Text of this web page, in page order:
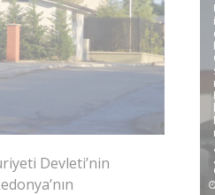
Devleti’nin